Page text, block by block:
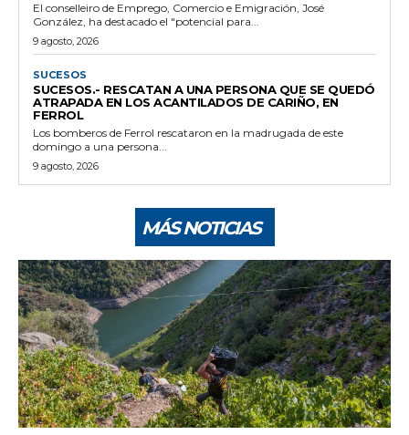
El conselleiro de Emprego, Comercio e Emigración, José
González, ha destacado el "potencial para...
9 agosto, 2026
SUCESOS
SUCESOS.- RESCATAN A UNA PERSONA QUE SE QUEDÓ
ATRAPADA EN LOS ACANTILADOS DE CARIÑO, EN
FERROL
Los bomberos de Ferrol rescataron en la madrugada de este
domingo a una persona...
9 agosto, 2026
MÁS NOTICIAS